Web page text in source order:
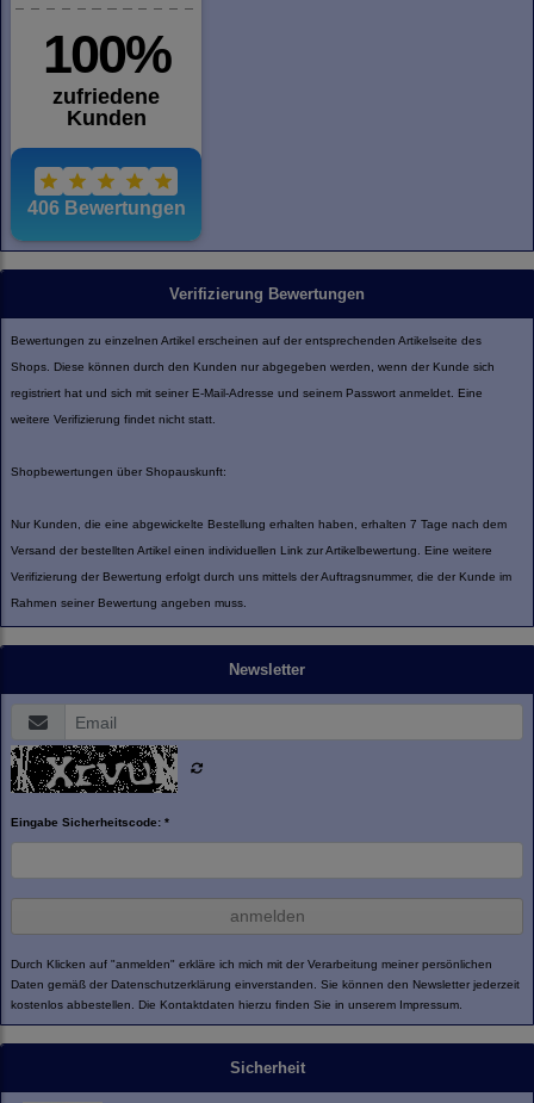
Verifizierung Bewertungen
Bewertungen zu einzelnen Artikel erscheinen auf der entsprechenden Artikelseite des
Shops. Diese können durch den Kunden nur abgegeben werden, wenn der Kunde sich
registriert hat und sich mit seiner E-Mail-Adresse und seinem Passwort anmeldet. Eine
weitere Verifizierung findet nicht statt.
Shopbewertungen über Shopauskunft:
Nur Kunden, die eine abgewickelte Bestellung erhalten haben, erhalten 7 Tage nach dem
Versand der bestellten Artikel einen individuellen Link zur Artikelbewertung. Eine weitere
Verifizierung der Bewertung erfolgt durch uns mittels der Auftragsnummer, die der Kunde im
Rahmen seiner Bewertung angeben muss.
Newsletter
Eingabe Sicherheitscode: *
anmelden
Durch Klicken auf "anmelden" erkläre ich mich mit der Verarbeitung meiner persönlichen
Daten gemäß der Datenschutzerklärung einverstanden. Sie können den Newsletter jederzeit
kostenlos abbestellen. Die Kontaktdaten hierzu finden Sie in unserem Impressum.
Sicherheit